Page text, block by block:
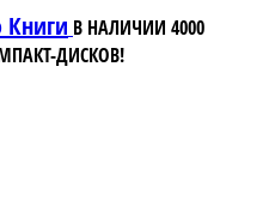
В НАЛИЧИИ 4000
ДИСКОВ!